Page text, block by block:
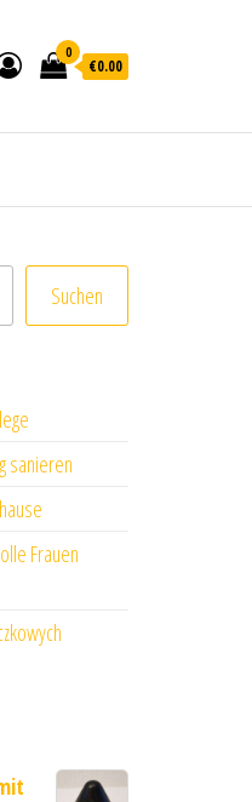
0
€0.00
Suchen
sanieren
Frauen